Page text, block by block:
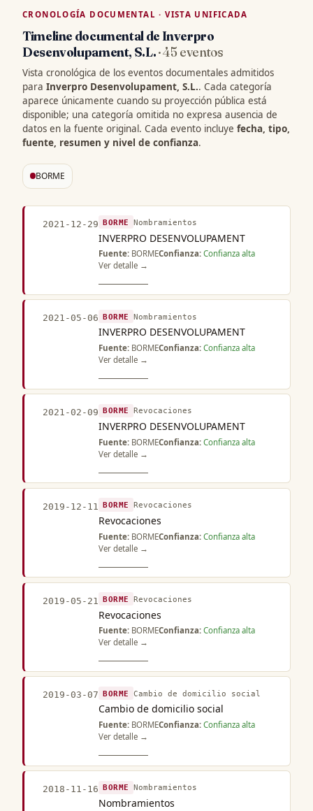
CRONOLOGÍA DOCUMENTAL · VISTA UNIFICADA
Timeline documental de Inverpro
Desenvolupament, S.L.· 45 eventos
Vista cronológica de los eventos documentales admitidos
para Inverpro Desenvolupament, S.L.. Cada categoría
aparece únicamente cuando su proyección pública está
disponible; una categoría omitida no expresa ausencia de
datos en la fuente original. Cada evento incluye fecha, tipo,
fuente, resumen y nivel de confianza.
BORME
2021-12-29 BORME Nombramientos
INVERPRO DESENVOLUPAMENT
Fuente: BORMEConfianza: Confianza alta
Ver detalle →
2021-05-06 BORME Nombramientos
INVERPRO DESENVOLUPAMENT
Fuente: BORMEConfianza: Confianza alta
Ver detalle →
2021-02-09 BORME Revocaciones
INVERPRO DESENVOLUPAMENT
Fuente: BORMEConfianza: Confianza alta
Ver detalle →
2019-12-11 BORME Revocaciones
Revocaciones
Fuente: BORMEConfianza: Confianza alta
Ver detalle →
2019-05-21 BORME Revocaciones
Revocaciones
Fuente: BORMEConfianza: Confianza alta
Ver detalle →
2019-03-07 BORME Cambio de domicilio social
Cambio de domicilio social
Fuente: BORMEConfianza: Confianza alta
Ver detalle →
2018-11-16 BORME Nombramientos
Nombramientos